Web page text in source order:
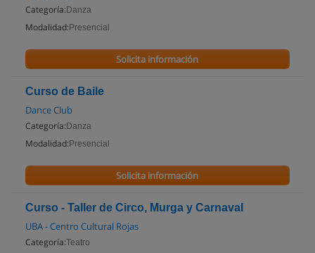
Categoría: Danza
Modalidad: Presencial
Solicita información
Curso de Baile
Dance Club
Categoría: Danza
Modalidad: Presencial
Solicita información
Curso - Taller de Circo, Murga y Carnaval
UBA - Centro Cultural Rojas
Categoría:Teatro